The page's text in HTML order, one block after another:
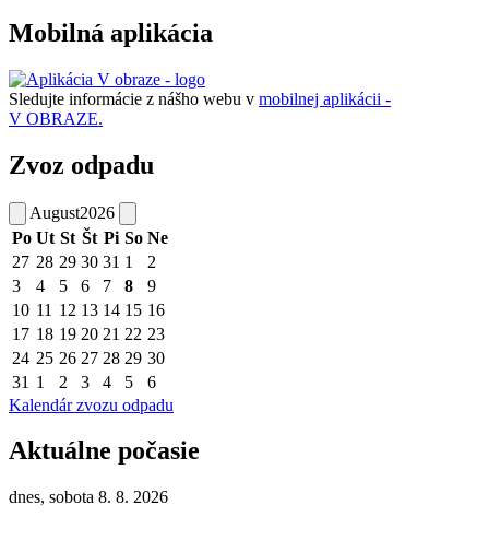
Mobilná aplikácia
Sledujte informácie z nášho webu v mobilnej aplikácii -
V OBRAZE.
Zvoz odpadu
August2026
Po Ut St Št Pi So Ne
27 28 29 30 31 1
2
3
4 5 6 7 8
9
10 11 12 13 14 15 16
17 18 19 20 21 22 23
24 25 26 27 28 29 30
31 1 2 3 4 5
6
Kalendár zvozu odpadu
Aktuálne počasie
dnes, sobota 8. 8. 2026